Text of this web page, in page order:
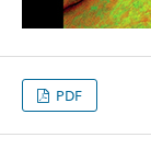
PDF